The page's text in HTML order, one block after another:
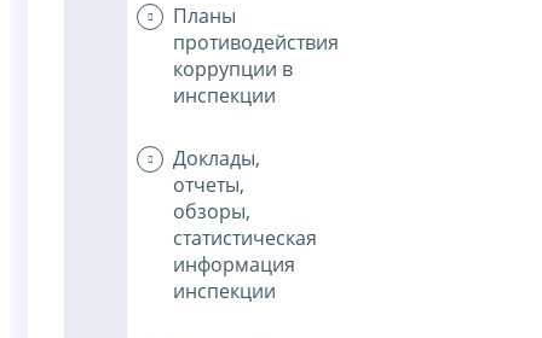
Планы
противодействия
коррупции в
инспекции
Доклады,
отчеты,
обзоры,
статистическая
информация
инспекции